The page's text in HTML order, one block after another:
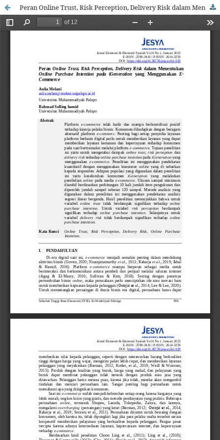
Peran Online Trust, Risk Perception, Delivery Risk dalam Menentukan Online Purchase Intention pada iGeneration yang Menggunakan E-Commerce